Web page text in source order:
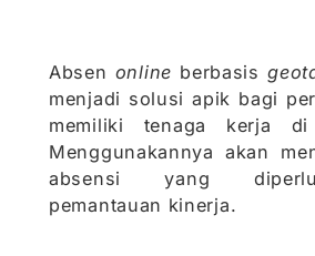
Absen online berbasis
menjadi solusi apik bagi
memiliki tenaga kerja
Menggunakannya akan
absensi yang
pemantauan kinerja.